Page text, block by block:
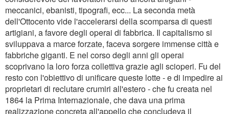
meccanici, ebanisti, tipografi, ecc... La seconda metà
dell'Ottocento vide l'accelerarsi della scomparsa di questi
artigiani, a favore degli operai di fabbrica. Il capitalismo si
sviluppava a marce forzate, faceva sorgere immense città e
fabbriche giganti. E nel corso degli anni gli operai
scoprivano la loro forza collettiva grazie agli scioperi. Fu del
resto con l'obiettivo di unificare queste lotte - e di impedire ai
proprietari di reclutare crumiri all'estero - che fu creata nel
1864 la Prima Internazionale, che dava una prima
realizzazione concreta all'appello che concludeva il